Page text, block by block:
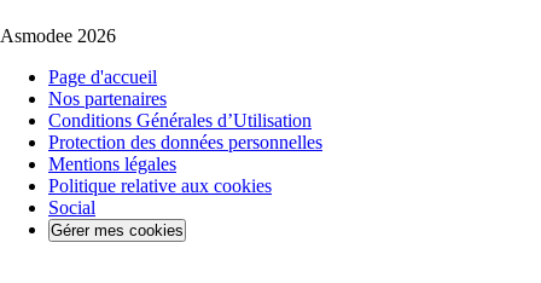
Asmodee 2026
Page d'accueil
Nos partenaires
Conditions Générales d’Utilisation
Protection des données personnelles
Mentions légales
Politique relative aux cookies
Social
Gérer mes cookies